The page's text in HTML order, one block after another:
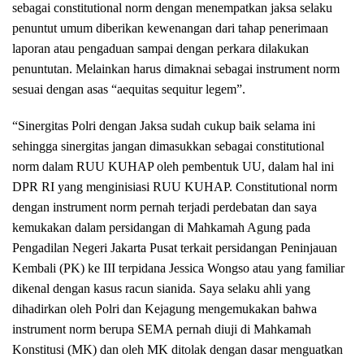
sebagai constitutional norm dengan menempatkan jaksa selaku
penuntut umum diberikan kewenangan dari tahap penerimaan
laporan atau pengaduan sampai dengan perkara dilakukan
penuntutan. Melainkan harus dimaknai sebagai instrument norm
sesuai dengan asas “aequitas sequitur legem”.
“Sinergitas Polri dengan Jaksa sudah cukup baik selama ini
sehingga sinergitas jangan dimasukkan sebagai constitutional
norm dalam RUU KUHAP oleh pembentuk UU, dalam hal ini
DPR RI yang menginisiasi RUU KUHAP. Constitutional norm
dengan instrument norm pernah terjadi perdebatan dan saya
kemukakan dalam persidangan di Mahkamah Agung pada
Pengadilan Negeri Jakarta Pusat terkait persidangan Peninjauan
Kembali (PK) ke III terpidana Jessica Wongso atau yang familiar
dikenal dengan kasus racun sianida. Saya selaku ahli yang
dihadirkan oleh Polri dan Kejagung mengemukakan bahwa
instrument norm berupa SEMA pernah diuji di Mahkamah
Konstitusi (MK) dan oleh MK ditolak dengan dasar menguatkan